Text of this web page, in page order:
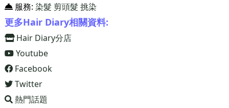
服務: 染髮 剪頭髮 挑染
更多Hair Diary相關資料:
Hair Diary分店
Youtube
Facebook
Twitter
熱門話題